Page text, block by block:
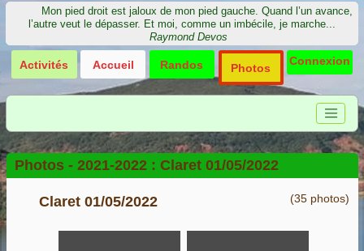
Mon pied droit est jaloux de mon pied gauche. Quand l’un avance,
l’autre veut le dépasser. Et moi, comme un imbécile, je marche...
Raymond Devos
Activités Accueil Randos Photos
Connexion
Photos - 2021-2022 : Claret 01/05/2022
Claret 01/05/2022 (35 photos)